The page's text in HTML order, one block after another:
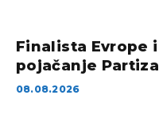
Finalista Evrope
pojačanje
08.08.2026